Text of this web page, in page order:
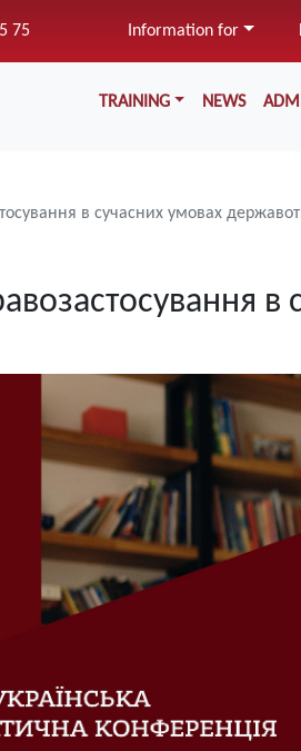
75 Information for
Меню у
TRAINING NEWS
в сучасних умовах